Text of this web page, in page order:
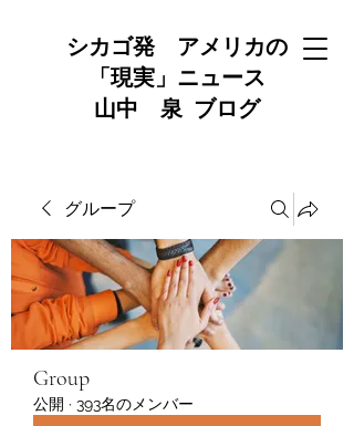
シカゴ発 アメリカの
「現実」ニュース
山中 泉 ブログ
グループ
Group
公開 · 393名のメンバー